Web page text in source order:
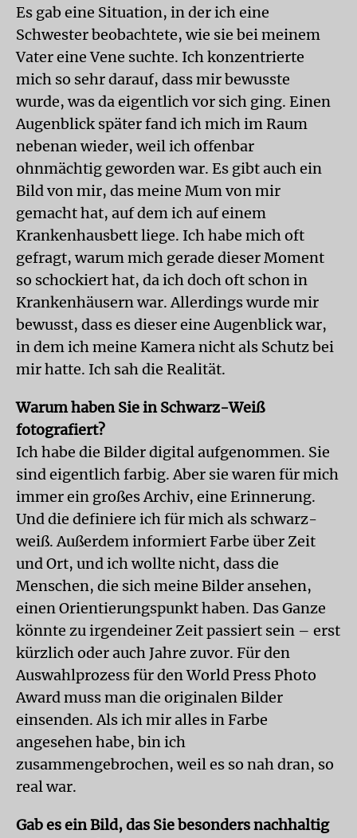
Es gab eine Situation, in der ich eine
Schwester beobachtete, wie sie bei meinem
Vater eine Vene suchte. Ich konzentrierte
mich so sehr darauf, dass mir bewusste
wurde, was da eigentlich vor sich ging. Einen
Augenblick später fand ich mich im Raum
nebenan wieder, weil ich offenbar
ohnmächtig geworden war. Es gibt auch ein
Bild von mir, das meine Mum von mir
gemacht hat, auf dem ich auf einem
Krankenhausbett liege. Ich habe mich oft
gefragt, warum mich gerade dieser Moment
so schockiert hat, da ich doch oft schon in
Krankenhäusern war. Allerdings wurde mir
bewusst, dass es dieser eine Augenblick war,
in dem ich meine Kamera nicht als Schutz bei
mir hatte. Ich sah die Realität.
Warum haben Sie in Schwarz-Weiß
fotografiert?
Ich habe die Bilder digital aufgenommen. Sie
sind eigentlich farbig. Aber sie waren für mich
immer ein großes Archiv, eine Erinnerung.
Und die definiere ich für mich als schwarz-
weiß. Außerdem informiert Farbe über Zeit
und Ort, und ich wollte nicht, dass die
Menschen, die sich meine Bilder ansehen,
einen Orientierungspunkt haben. Das Ganze
könnte zu irgendeiner Zeit passiert sein – erst
kürzlich oder auch Jahre zuvor. Für den
Auswahlprozess für den World Press Photo
Award muss man die originalen Bilder
einsenden. Als ich mir alles in Farbe
angesehen habe, bin ich
zusammengebrochen, weil es so nah dran, so
real war.
Gab es ein Bild, das Sie besonders nachhaltig